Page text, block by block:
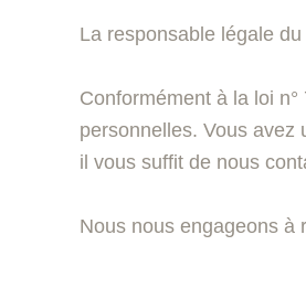
La responsable légale
Conformément à la loi
personnelles. Vous avez
il vous suffit de nous
Nous nous engageons à